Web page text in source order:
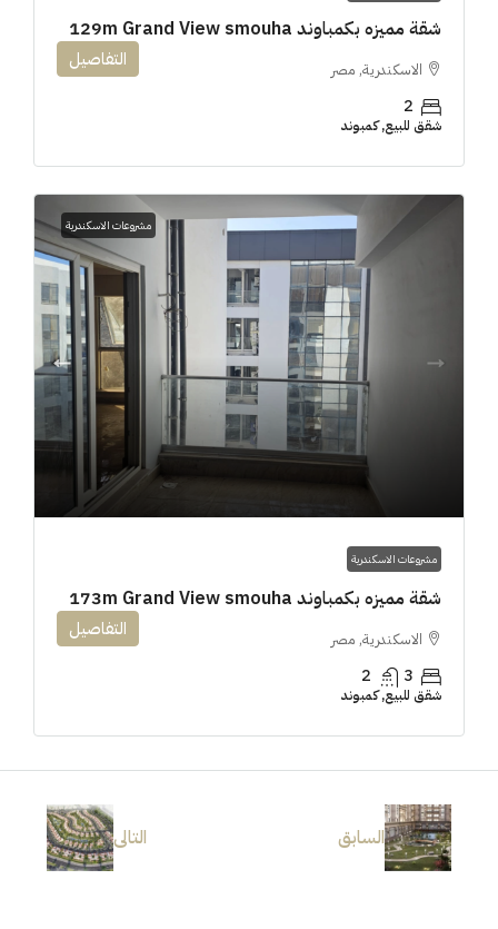
شقة مميزه بكمباوند 129m Grand View smouha
الاسكندرية, مصر
2
شقق للبيع, كمبوند
التفاصيل
مشروعات الاسكندرية
مشروعات الاسكندرية
شقة مميزه بكمباوند 173m Grand View smouha
الاسكندرية, مصر
3
2
شقق للبيع, كمبوند
التفاصيل
السابق التالى